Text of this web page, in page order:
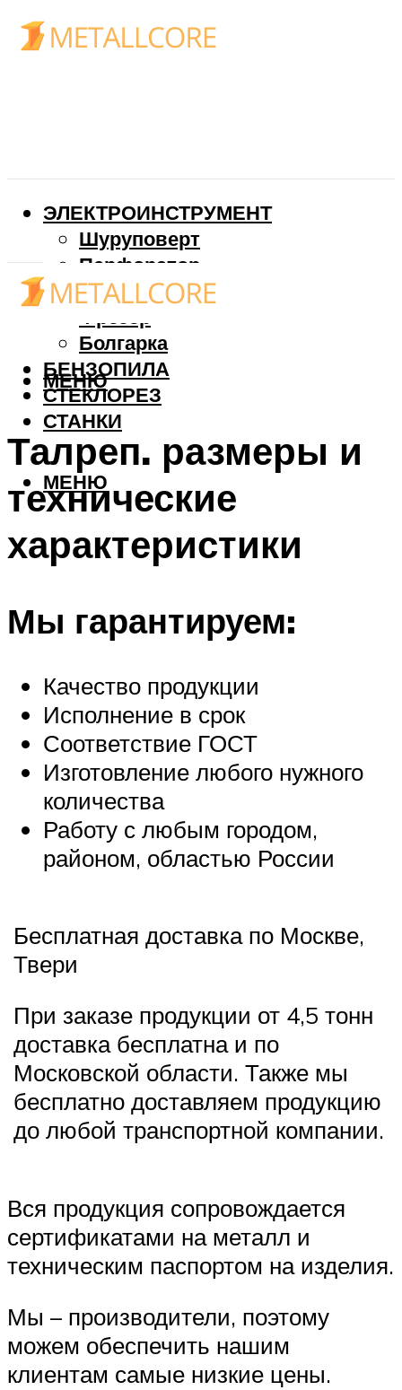
ЭЛЕКТРОИНСТРУМЕНТ
Шуруповерт
Перфоратор
Дрель
Фрезер
Болгарка
БЕНЗОПИЛА
СТЕКЛОРЕЗ
СТАНКИ
МЕНЮ
МЕНЮ
Талреп. размеры и
технические
характеристики
Мы гарантируем:
Качество продукции
Исполнение в срок
Соответствие ГОСТ
Изготовление любого нужного
количества
Работу с любым городом,
районом, областью России
Бесплатная доставка по Москве,
Твери
При заказе продукции от 4,5 тонн
доставка бесплатна и по
Московской области. Также мы
бесплатно доставляем продукцию
до любой транспортной компании.
Вся продукция сопровождается
сертификатами на металл и
техническим паспортом на изделия.
Мы – производители, поэтому
можем обеспечить нашим
клиентам самые низкие цены.